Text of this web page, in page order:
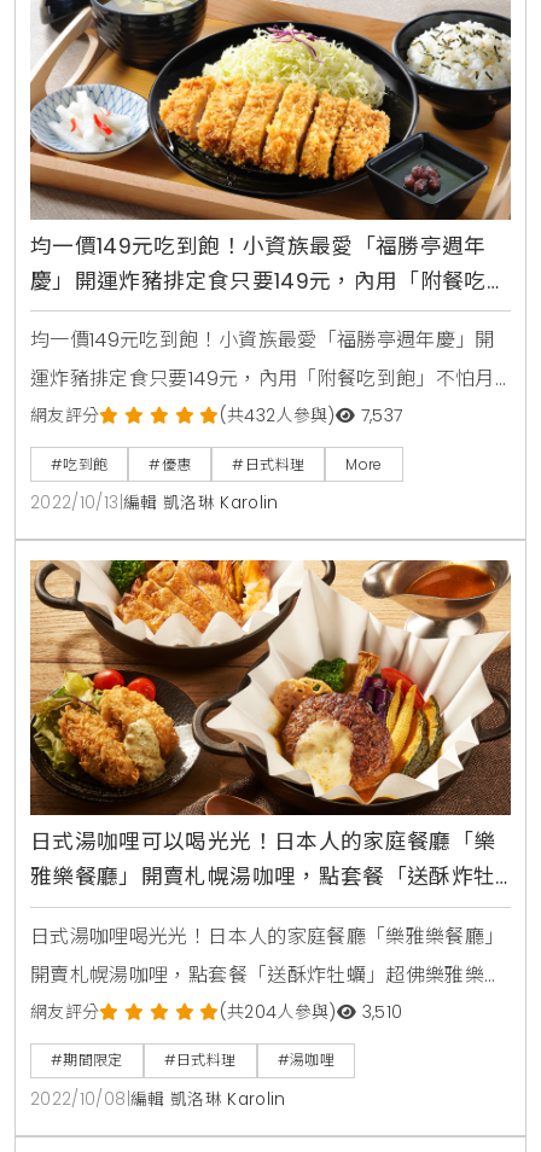
2022年10月19日（三）起至11月06日（日）止，共計19
均一價149元吃到飽！小資族最愛「福勝亭週年
慶」開運炸豬排定食只要149元，內用「附餐吃到
飽」不怕月底吃土福勝亭
均一價149元吃到飽！小資族最愛「福勝亭週年慶」開
運炸豬排定食只要149元，內用「附餐吃到飽」不怕月
底吃土看到週年慶，就知道有好康優惠要吃！在萬物齊
漲的年代中，以高CP值、內用附餐吃到飽為主打的日式
定食「福勝亭」，於今年2022週年慶檔期中，將三款
人氣定食下殺78折優惠，均一價149元定食讓小資族大
省荷包之餘，也能大口飽腹。福勝亭2022週年慶活動
日期:即日起~2022年10月23日定食78折優惠
網友評分 (共432人參與) 7,537
#吃到飽 #優惠 #日式料理 More
2022/10/13 編輯 凱洛琳 Karolin
日式湯咖哩可以喝光光！日本人的家庭餐廳「樂
雅樂餐廳」開賣札幌湯咖哩，點套餐「送酥炸牡
蠣」超佛
日式湯咖哩喝光光！日本人的家庭餐廳「樂雅樂餐廳」
開賣札幌湯咖哩，點套餐「送酥炸牡蠣」超佛樂雅樂餐
廳「Tasty Autumn 秋旬美食」販售時間：即日起至
11/30品項：1、起士和牛漢堡排湯咖哩 套餐價450元2、
嫩煎雞腿排湯咖哩 套餐價450元3、酥炸軟殼蟹青醬燉
飯 套餐價390元4、甜栗水果豐收聖代 單點160元5、栗
網友評分 (共204人參與) 3,510
#期間限定 #日式料理 #湯咖哩
2022/10/08 編輯 凱洛琳 Karolin